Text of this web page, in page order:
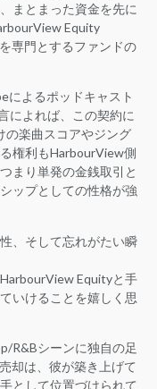
まとまった資金を先に
Equity
専門とするファンドの
によるポッドキャスト
によれば、この契約に
の楽曲スコアやジング
権利もHarbourView側
まり単発の金銭取引と
ップとしての性格が強
、そして忘れがたい瞬
Equityと手
いけることを嬉しく思
R&Bシーンに独自の足
却は、彼が築き上げて
として位置づけられて